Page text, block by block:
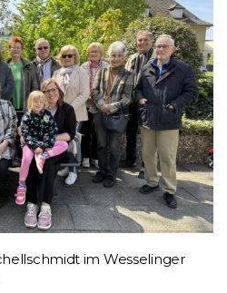
im Wesselinger